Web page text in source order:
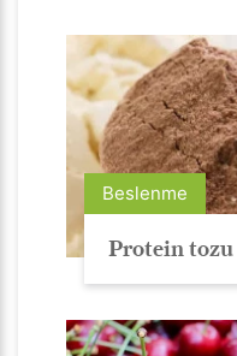
Beslenme
Protein tozu